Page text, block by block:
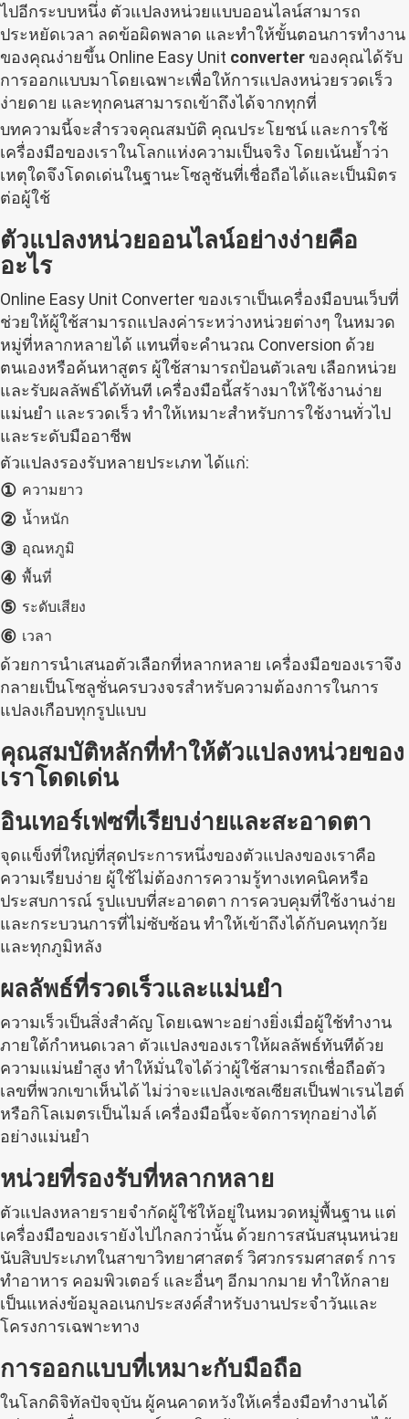
ไปอีกระบบหนึ่ง ตัวแปลงหน่วยแบบออนไลน์สามารถ
ประหยัดเวลา ลดข้อผิดพลาด และทำให้ขั้นตอนการทำงาน
ของคุณง่ายขึ้น Online Easy Unit converter ของคุณได้รับ
การออกแบบมาโดยเฉพาะเพื่อให้การแปลงหน่วยรวดเร็ว
ง่ายดาย และทุกคนสามารถเข้าถึงได้จากทุกที่
บทความนี้จะสำรวจคุณสมบัติ คุณประโยชน์ และการใช้
เครื่องมือของเราในโลกแห่งความเป็นจริง โดยเน้นย้ำว่า
เหตุใดจึงโดดเด่นในฐานะโซลูชันที่เชื่อถือได้และเป็นมิตร
ต่อผู้ใช้
ตัวแปลงหน่วยออนไลน์อย่างง่ายคือ
อะไร
Online Easy Unit Converter ของเราเป็นเครื่องมือบนเว็บที่
ช่วยให้ผู้ใช้สามารถแปลงค่าระหว่างหน่วยต่างๆ ในหมวด
หมู่ที่หลากหลายได้ แทนที่จะคำนวณ Conversion ด้วย
ตนเองหรือค้นหาสูตร ผู้ใช้สามารถป้อนตัวเลข เลือกหน่วย
และรับผลลัพธ์ได้ทันที เครื่องมือนี้สร้างมาให้ใช้งานง่าย
แม่นยำ และรวดเร็ว ทำให้เหมาะสำหรับการใช้งานทั่วไป
และระดับมืออาชีพ
ตัวแปลงรองรับหลายประเภท ได้แก่:
① ความยาว
② น้ำหนัก
③ อุณหภูมิ
④ พื้นที่
⑤ ระดับเสียง
⑥ เวลา
ด้วยการนำเสนอตัวเลือกที่หลากหลาย เครื่องมือของเราจึง
กลายเป็นโซลูชั่นครบวงจรสำหรับความต้องการในการ
แปลงเกือบทุกรูปแบบ
คุณสมบัติหลักที่ทำให้ตัวแปลงหน่วยของ
เราโดดเด่น
อินเทอร์เฟซที่เรียบง่ายและสะอาดตา
จุดแข็งที่ใหญ่ที่สุดประการหนึ่งของตัวแปลงของเราคือ
ความเรียบง่าย ผู้ใช้ไม่ต้องการความรู้ทางเทคนิคหรือ
ประสบการณ์ รูปแบบที่สะอาดตา การควบคุมที่ใช้งานง่าย
และกระบวนการที่ไม่ซับซ้อน ทำให้เข้าถึงได้กับคนทุกวัย
และทุกภูมิหลัง
ผลลัพธ์ที่รวดเร็วและแม่นยำ
ความเร็วเป็นสิ่งสำคัญ โดยเฉพาะอย่างยิ่งเมื่อผู้ใช้ทำงาน
ภายใต้กำหนดเวลา ตัวแปลงของเราให้ผลลัพธ์ทันทีด้วย
ความแม่นยำสูง ทำให้มั่นใจได้ว่าผู้ใช้สามารถเชื่อถือตัว
เลขที่พวกเขาเห็นได้ ไม่ว่าจะแปลงเซลเซียสเป็นฟาเรนไฮต์
หรือกิโลเมตรเป็นไมล์ เครื่องมือนี้จะจัดการทุกอย่างได้
อย่างแม่นยำ
หน่วยที่รองรับที่หลากหลาย
ตัวแปลงหลายรายจำกัดผู้ใช้ให้อยู่ในหมวดหมู่พื้นฐาน แต่
เครื่องมือของเรายังไปไกลกว่านั้น ด้วยการสนับสนุนหน่วย
นับสิบประเภทในสาขาวิทยาศาสตร์ วิศวกรรมศาสตร์ การ
ทำอาหาร คอมพิวเตอร์ และอื่นๆ อีกมากมาย ทำให้กลาย
เป็นแหล่งข้อมูลอเนกประสงค์สำหรับงานประจำวันและ
โครงการเฉพาะทาง
การออกแบบที่เหมาะกับมือถือ
ในโลกดิจิทัลปัจจุบัน ผู้คนคาดหวังให้เครื่องมือทำงานได้